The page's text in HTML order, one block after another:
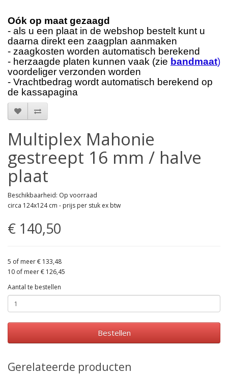
Oók op maat gezaagd
- als u een plaat in de webshop bestelt kunt u
daarna direkt een zaagplan aanmaken
- zaagkosten worden automatisch berekend
- herzaagde platen kunnen vaak (zie bandmaat)
voordeliger verzonden worden
- Vrachtbedrag wordt automatisch berekend op
de kassapagina
Multiplex Mahonie
gestreept 16 mm / halve
plaat
Beschikbaarheid: Op voorraad
circa 124x124 cm - prijs per stuk ex btw
€ 140,50
5 of meer € 133,48
10 of meer € 126,45
Aantal te bestellen
Bestellen
Gerelateerde producten